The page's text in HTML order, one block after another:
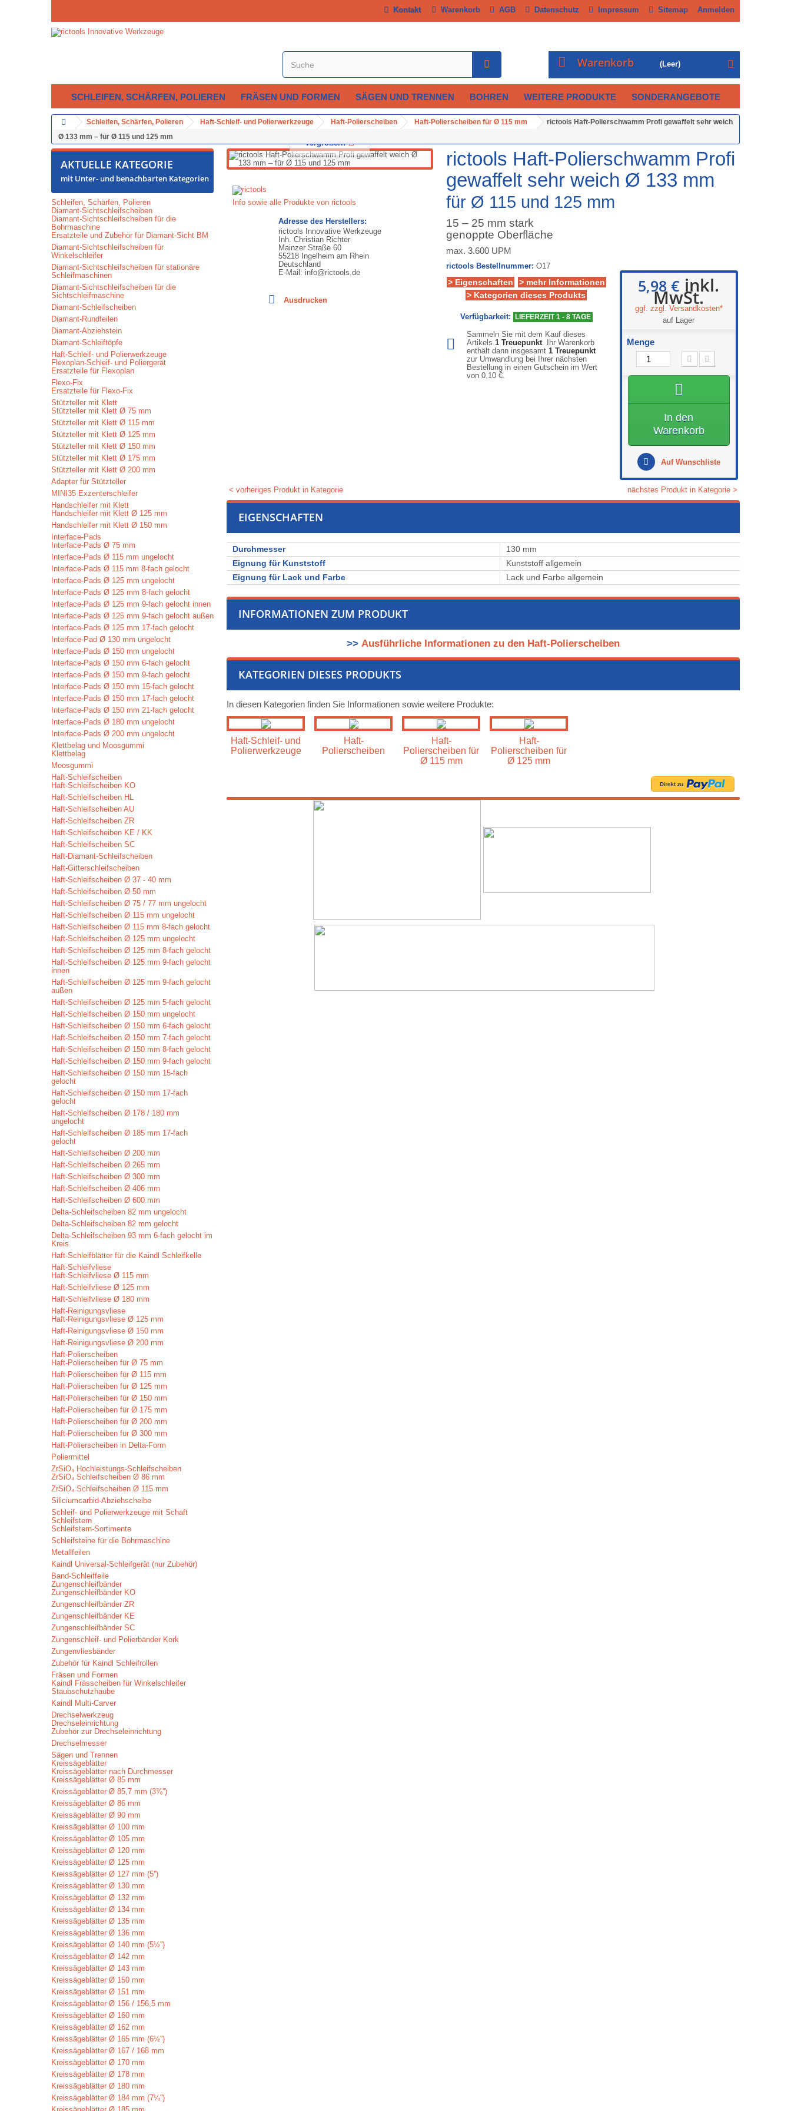
Anmelden
Sitemap
Impressum
Datenschutz
AGB
Warenkorb
Kontakt
Warenkorb (Leer)
SCHLEIFEN, SCHÄRFEN, POLIEREN FRÄSEN UND FORMEN SÄGEN UND TRENNEN BOHREN WEITERE PRODUKTE SONDERANGEBOTE
Schleifen, Schärfen, Polieren Haft-Schleif- und Polierwerkzeuge Haft-Polierscheiben Haft-Polierscheiben für Ø 115 mm
rictools Haft-Polierschwamm Profi gewaffelt sehr weich
Ø 133 mm – für Ø 115 und 125 mm
AKTUELLE KATEGORIE
mit Unter- und benachbarten Kategorien
Schleifen, Schärfen, Polieren
Diamant-Sichtschleifscheiben
Diamant-Sichtschleifscheiben für die
Bohrmaschine
Ersatzteile und Zubehör für Diamant-Sicht BM
Diamant-Sichtschleifscheiben für
Winkelschleifer
Diamant-Sichtschleifscheiben für stationäre
Schleifmaschinen
Diamant-Sichtschleifscheiben für die
Sichtschleifmaschine
Diamant-Schleifscheiben
Diamant-Rundfeilen
Diamant-Abziehstein
Diamant-Schleiftöpfe
Haft-Schleif- und Polierwerkzeuge
Flexoplan-Schleif- und Poliergerät
Ersatzteile für Flexoplan
Flexo-Fix
Ersatzteile für Flexo-Fix
Stützteller mit Klett
Stützteller mit Klett Ø 75 mm
Stützteller mit Klett Ø 115 mm
Stützteller mit Klett Ø 125 mm
Stützteller mit Klett Ø 150 mm
Stützteller mit Klett Ø 175 mm
Stützteller mit Klett Ø 200 mm
Adapter für Stützteller
MINI35 Exzenterschleifer
Handschleifer mit Klett
Handschleifer mit Klett Ø 125 mm
Handschleifer mit Klett Ø 150 mm
Interface-Pads
Interface-Pads Ø 75 mm
Interface-Pads Ø 115 mm ungelocht
Interface-Pads Ø 115 mm 8-fach gelocht
Interface-Pads Ø 125 mm ungelocht
Interface-Pads Ø 125 mm 8-fach gelocht
Interface-Pads Ø 125 mm 9-fach gelocht innen
Interface-Pads Ø 125 mm 9-fach gelocht außen
Interface-Pads Ø 125 mm 17-fach gelocht
Interface-Pad Ø 130 mm ungelocht
Interface-Pads Ø 150 mm ungelocht
Interface-Pads Ø 150 mm 6-fach gelocht
Interface-Pads Ø 150 mm 9-fach gelocht
Interface-Pads Ø 150 mm 15-fach gelocht
Interface-Pads Ø 150 mm 17-fach gelocht
Interface-Pads Ø 150 mm 21-fach gelocht
Interface-Pads Ø 180 mm ungelocht
Interface-Pads Ø 200 mm ungelocht
Klettbelag und Moosgummi
Klettbelag
Moosgummi
Haft-Schleifscheiben
Haft-Schleifscheiben KO
Haft-Schleifscheiben HL
Haft-Schleifscheiben AU
Haft-Schleifscheiben ZR
Haft-Schleifscheiben KE / KK
Haft-Schleifscheiben SC
Haft-Diamant-Schleifscheiben
Haft-Gitterschleifscheiben
Haft-Schleifscheiben Ø 37 - 40 mm
Haft-Schleifscheiben Ø 50 mm
Haft-Schleifscheiben Ø 75 / 77 mm ungelocht
Haft-Schleifscheiben Ø 115 mm ungelocht
Haft-Schleifscheiben Ø 115 mm 8-fach gelocht
Haft-Schleifscheiben Ø 125 mm ungelocht
Haft-Schleifscheiben Ø 125 mm 8-fach gelocht
Haft-Schleifscheiben Ø 125 mm 9-fach gelocht
innen
Haft-Schleifscheiben Ø 125 mm 9-fach gelocht
außen
Haft-Schleifscheiben Ø 125 mm 5-fach gelocht
Haft-Schleifscheiben Ø 150 mm ungelocht
Haft-Schleifscheiben Ø 150 mm 6-fach gelocht
Haft-Schleifscheiben Ø 150 mm 7-fach gelocht
Haft-Schleifscheiben Ø 150 mm 8-fach gelocht
Haft-Schleifscheiben Ø 150 mm 9-fach gelocht
Haft-Schleifscheiben Ø 150 mm 15-fach
gelocht
Haft-Schleifscheiben Ø 150 mm 17-fach
gelocht
Haft-Schleifscheiben Ø 178 / 180 mm
ungelocht
Haft-Schleifscheiben Ø 185 mm 17-fach
gelocht
Haft-Schleifscheiben Ø 200 mm
Haft-Schleifscheiben Ø 265 mm
Haft-Schleifscheiben Ø 300 mm
Haft-Schleifscheiben Ø 406 mm
Haft-Schleifscheiben Ø 600 mm
Delta-Schleifscheiben 82 mm ungelocht
Delta-Schleifscheiben 82 mm gelocht
Delta-Schleifscheiben 93 mm 6-fach gelocht im
Kreis
Haft-Schleifblätter für die Kaindl Schleifkelle
Haft-Schleifvliese
Haft-Schleifvliese Ø 115 mm
Haft-Schleifvliese Ø 125 mm
Haft-Schleifvliese Ø 180 mm
Haft-Reinigungsvliese
Haft-Reinigungsvliese Ø 125 mm
Haft-Reinigungsvliese Ø 150 mm
Haft-Reinigungsvliese Ø 200 mm
Haft-Polierscheiben
Haft-Polierscheiben für Ø 75 mm
Haft-Polierscheiben für Ø 115 mm
Haft-Polierscheiben für Ø 125 mm
Haft-Polierscheiben für Ø 150 mm
Haft-Polierscheiben für Ø 175 mm
Haft-Polierscheiben für Ø 200 mm
Haft-Polierscheiben für Ø 300 mm
Haft-Polierscheiben in Delta-Form
Poliermittel
ZrSiO₄ Hochleistungs-Schleifscheiben
ZrSiO₄ Schleifscheiben Ø 86 mm
ZrSiO₄ Schleifscheiben Ø 115 mm
Siliciumcarbid-Abziehscheibe
Schleif- und Polierwerkzeuge mit Schaft
Schleifstern
Schleifstern-Sortimente
Schleifsteine für die Bohrmaschine
Metallfeilen
Kaindl Universal-Schleifgerät (nur Zubehör)
Band-Schleiffeile
Zungenschleifbänder
Zungenschleifbänder KO
Zungenschleifbänder ZR
Zungenschleifbänder KE
Zungenschleifbänder SC
Zungenschleif- und Polierbänder Kork
Zungenvliesbänder
Zubehör für Kaindl Schleifrollen
Fräsen und Formen
Kaindl Frässcheiben für Winkelschleifer
Staubschutzhaube
Kaindl Multi-Carver
Drechselwerkzeug
Drechseleinrichtung
Zubehör zur Drechseleinrichtung
Drechselmesser
Sägen und Trennen
Kreissägeblätter
Kreissägeblätter nach Durchmesser
Kreissägeblätter Ø 85 mm
Kreissägeblätter Ø 85,7 mm (3⅜'')
Kreissägeblätter Ø 86 mm
Kreissägeblätter Ø 90 mm
Kreissägeblätter Ø 100 mm
Kreissägeblätter Ø 105 mm
Kreissägeblätter Ø 120 mm
Kreissägeblätter Ø 125 mm
Kreissägeblätter Ø 127 mm (5'')
Kreissägeblätter Ø 130 mm
Kreissägeblätter Ø 132 mm
Kreissägeblätter Ø 134 mm
Kreissägeblätter Ø 135 mm
Kreissägeblätter Ø 136 mm
Kreissägeblätter Ø 140 mm (5½'')
Kreissägeblätter Ø 142 mm
Kreissägeblätter Ø 143 mm
Kreissägeblätter Ø 150 mm
Kreissägeblätter Ø 151 mm
Kreissägeblätter Ø 156 / 156,5 mm
Kreissägeblätter Ø 160 mm
Kreissägeblätter Ø 162 mm
Kreissägeblätter Ø 165 mm (6½'')
Kreissägeblätter Ø 167 / 168 mm
Kreissägeblätter Ø 170 mm
Kreissägeblätter Ø 178 mm
Kreissägeblätter Ø 180 mm
Kreissägeblätter Ø 184 mm (7¼'')
Vergrößern
Info sowie alle Produkte von rictools
Adresse des Herstellers:
rictools Innovative Werkzeuge
Inh. Christian Richter
Mainzer Straße 60
55218 Ingelheim am Rhein
Deutschland
E-Mail: info@rictools.de
Ausdrucken
rictools Haft-Polierschwamm Profi
gewaffelt sehr weich Ø 133 mm
für Ø 115 und 125 mm
15 – 25 mm stark
genoppte Oberfläche
max. 3.600 UPM
rictools Bestellnummer: O17
> Eigenschaften
> mehr Informationen
> Kategorien dieses Produkts
Verfügbarkeit: LIEFERZEIT 1 - 8 TAGE
Sammeln Sie mit dem Kauf dieses
Artikels 1Treuepunkt. Ihr Warenkorb
enthält dann insgesamt 1Treuepunkt
zur Umwandlung bei Ihrer nächsten
Bestellung in einen Gutschein im Wert
von 0,10 €.
5,98 € inkl.
MwSt.
ggf. zzgl. Versandkosten*
auf Lager
Menge
In den
Warenkorb
Auf Wunschliste
< vorheriges Produkt in Kategorie nächstes Produkt in Kategorie >
EIGENSCHAFTEN
Durchmesser
130 mm
Eignung für Kunststoff
Kunststoff allgemein
Eignung für Lack und Farbe
Lack und Farbe allgemein
INFORMATIONEN ZUM PRODUKT
>> Ausführliche Informationen zu den Haft-Polierscheiben
KATEGORIEN DIESES PRODUKTS
In diesen Kategorien finden Sie Informationen sowie weitere Produkte:
Haft-Schleif- und
Polierwerkzeuge
Haft-
Polierscheiben
Haft-
Polierscheiben für
Ø 115 mm
Haft-
Polierscheiben für
Ø 125 mm